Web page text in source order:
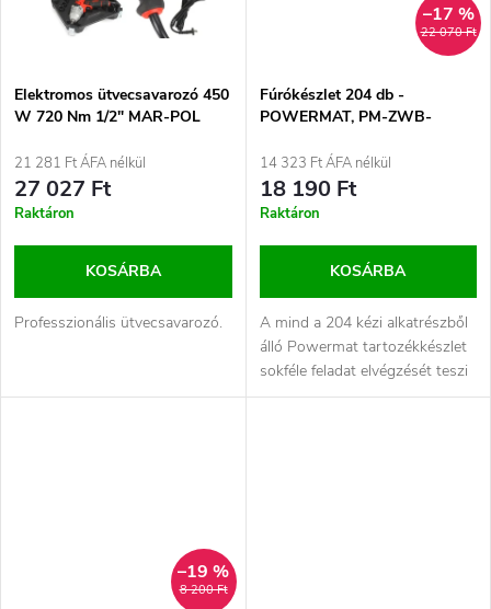
e
a
Elektromos ütvecsavarozó 450
W 720 Nm 1/2" MAR-POL
21 281 Ft ÁFA nélkül
27 027 Ft
Raktáron
KOSÁRBA
Professzionális ütvecsavarozó.
22 070 Ft
–17 %
Fúrókészlet 204 db -
POWERMAT, PM-ZWB-
14 323 Ft ÁFA nélkül
18 190 Ft
Raktáron
KOSÁRBA
A mind a 204 kézi alkatrészből
álló Powermat tartozékkészlet
sokféle feladat elvégzését teszi
lehetővé. A készlet...
8 200 Ft
–19 %